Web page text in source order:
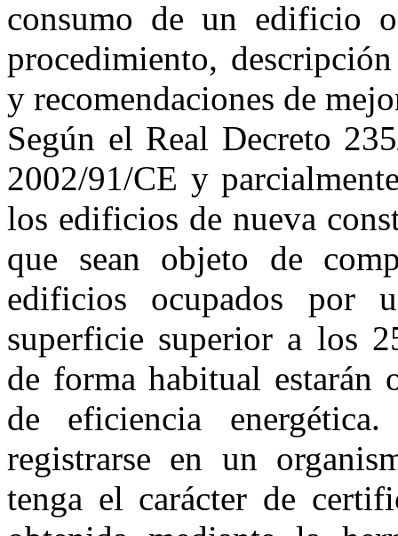
consumo de un edificio
procedimiento,
y recomendaciones de
Según el Real Decreto
2002/91/CE y
los edificios de nueva
que sean objeto de
edificios ocupados por
superficie superior a los
de forma habitual estarán
de eficiencia
registrarse en un
tenga el carácter de